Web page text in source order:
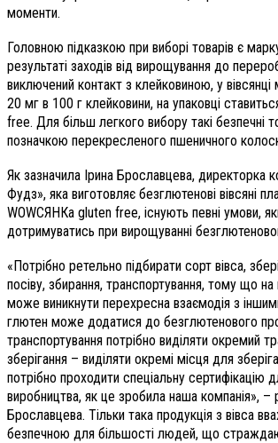
моменти.
Головною підказкою при виборі товарів є
результаті заходів від вирощування до
виключений контакт з клейковиною, у
20 мг в 100 г клейковини, на упаковці
free. Для більш легкого вибору такі безпечні
позначкою перекресленого пшеничного
Як зазначила Ірина Брославцева, директорка
Фудз», яка виготовляє безглютенові вівсяні
WOWСЯНКа gluten free, існують певні умови,
дотримуватись при вирощуванні
«Потрібно ретельно підбирати сорт вівса,
посіву, збирання, транспортування, тому що
може виникнути перехресна взаємодія з
глютен може додатися до безглютенового
транспортування потрібно виділяти окремий
зберігання – виділяти окремі місця для
потрібно проходити спеціальну сертифікацію
виробництва, як це зробила наша компанія», –
Брославцева. Тільки така продукція з вівса
безпечною для більшості людей, що